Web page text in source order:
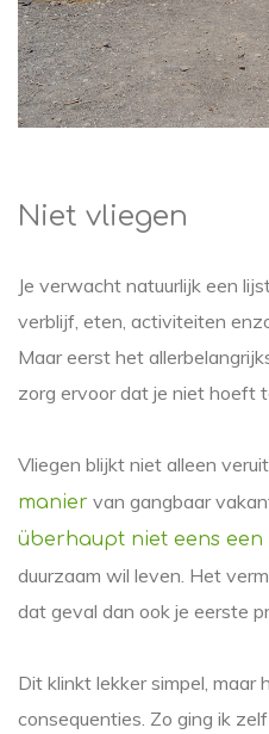
Niet vliegen
Je verwacht natuurlijk een
verblijf, eten, activiteiten
Maar eerst het
zorg ervoor dat je niet hoeft
Vliegen blijkt niet alleen
manier van gangbaar
überhaupt niet eens een
duurzaam wil leven. Het
dat geval dan ook je eerste
Dit klinkt lekker simpel, maar
consequenties. Zo ging ik